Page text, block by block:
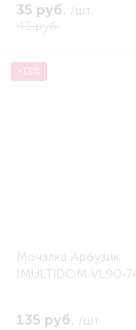
35 руб. /шт
43 руб.
-18%
Мочалка Арбузик
(MULTIDOM VL90-
135 руб. /шт